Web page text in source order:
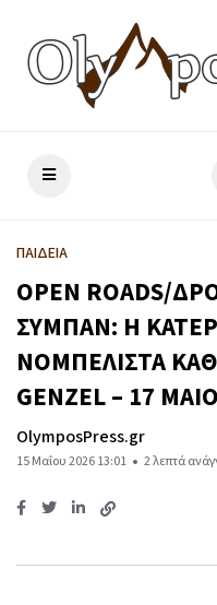
ΠΑΙΔΕΙΑ
OPEN ROADS/
ΣΥΜΠΑΝ: Η
ΝΟΜΠΕΛΙΣΤΑ
GENZEL – 17
OlymposPress.gr
15 Μαΐου 2026 13:01 2 λεπτά